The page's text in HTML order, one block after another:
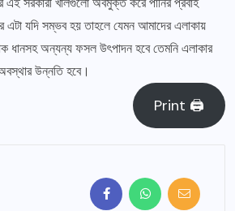
এটা যদি সম্ভব হয় তাহলে যেমন আমাদের এলাকায়
ধানসহ অন্যন্য ফসল উৎপাদন হবে তেমনি এলাকার
উন্নতি হবে।
Print 🖨